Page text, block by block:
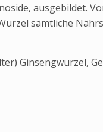
ausgebildet.
sämtliche
Ginsengwurzel,